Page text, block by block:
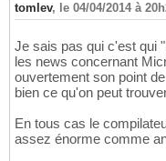
tomlev, le 04/04/2014 à
Je sais pas qui c'est qui
les news concernant
ouvertement son point
bien ce qu'on peut
En tous cas le
assez énorme comme